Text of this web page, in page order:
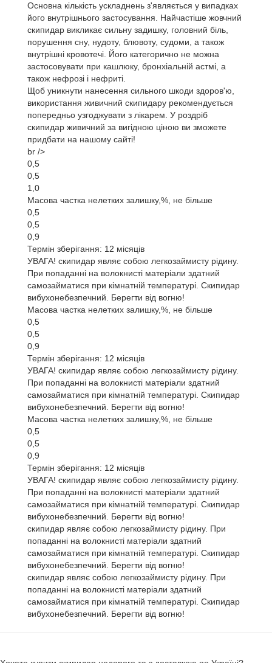
Основна кількість ускладнень з'являється у випадках
його внутрішнього застосування. Найчастіше жовчний
скипидар викликає сильну задишку, головний біль,
порушення сну, нудоту, блювоту, судоми, а також
внутрішні кровотечі. Його категорично не можна
застосовувати при кашлюку, бронхіальній астмі, а
також нефрозі і нефриті.
Щоб уникнути нанесення сильного шкоди здоров'ю,
використання живичний скипидару рекомендується
попередньо узгоджувати з лікарем. У роздріб
скипидар живичний за вигідною ціною ви зможете
придбати на нашому сайті!
br />
0,5
0,5
1,0
Масова частка нелетких залишку,%, не більше
0,5
0,5
0,9
Термін зберігання: 12 місяців
УВАГА! скипидар являє собою легкозаймисту рідину.
При попаданні на волокнисті матеріали здатний
самозайматися при кімнатній температурі. Скипидар
вибухонебезпечний. Берегти від вогню!
Масова частка нелетких залишку,%, не більше
0,5
0,5
0,9
Термін зберігання: 12 місяців
УВАГА! скипидар являє собою легкозаймисту рідину.
При попаданні на волокнисті матеріали здатний
самозайматися при кімнатній температурі. Скипидар
вибухонебезпечний. Берегти від вогню!
Масова частка нелетких залишку,%, не більше
0,5
0,5
0,9
Термін зберігання: 12 місяців
УВАГА! скипидар являє собою легкозаймисту рідину.
При попаданні на волокнисті матеріали здатний
самозайматися при кімнатній температурі. Скипидар
вибухонебезпечний. Берегти від вогню!
скипидар являє собою легкозаймисту рідину. При
попаданні на волокнисті матеріали здатний
самозайматися при кімнатній температурі. Скипидар
вибухонебезпечний. Берегти від вогню!
скипидар являє собою легкозаймисту рідину. При
попаданні на волокнисті матеріали здатний
самозайматися при кімнатній температурі. Скипидар
вибухонебезпечний. Берегти від вогню!